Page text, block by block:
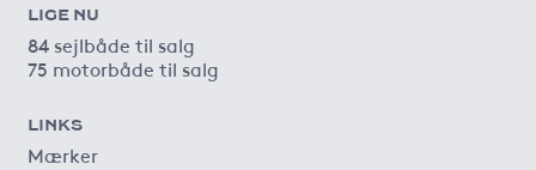
LIGE NU
84 sejlbåde til salg
75 motorbåde til salg
LINKS
Mærker